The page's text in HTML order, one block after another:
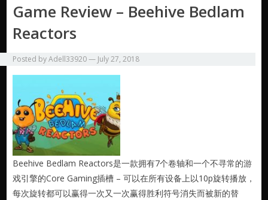
Game Review – Beehive Bedlam
Reactors
Posted byAdell33920— July 27, 2018
Beehive Bedlam Reactors是一款拥有7个卷轴和一个不寻常的游
戏引擎的Core Gaming插槽 – 可以在所有设备上以10p旋转播放，
每次旋转都可以赢得一次又一次赢得胜利符号消失而被新的替